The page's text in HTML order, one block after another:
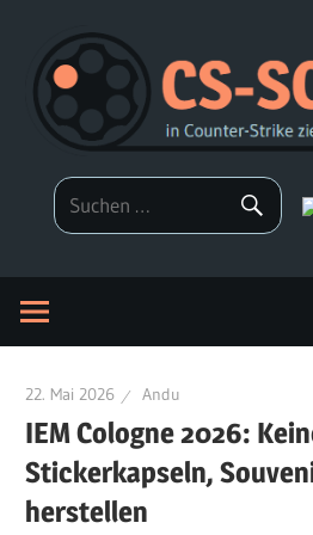
Inhalt
springen
22. Mai 2026 Andu
IEM Cologne 2026:
Stickerkapseln,
herstellen